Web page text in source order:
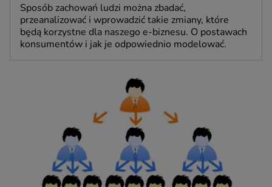
Sposób zachowań ludzi można zbadać,
przeanalizować i wprowadzić takie zmiany, które
będą korzystne dla naszego e-biznesu. O postawach
konsumentów i jak je odpowiednio modelować.